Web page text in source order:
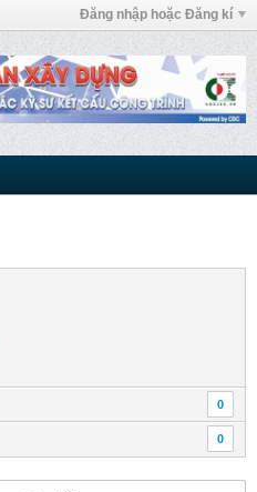
Đăng nhập hoặc Đăng kí
0
0